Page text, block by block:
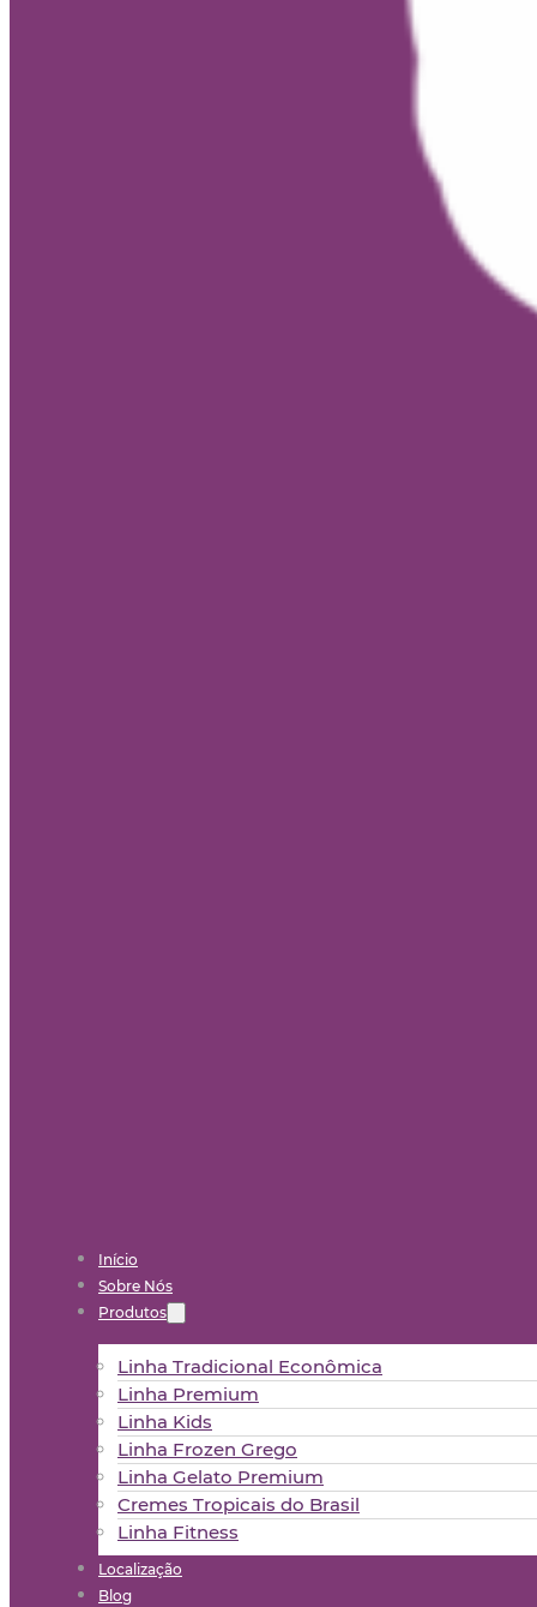
Início
Sobre Nós
Produtos
Linha Tradicional Econômica
Linha Premium
Linha Kids
Linha Frozen Grego
Linha Gelato Premium
Cremes Tropicais do Brasil
Linha Fitness
Localização
Blog